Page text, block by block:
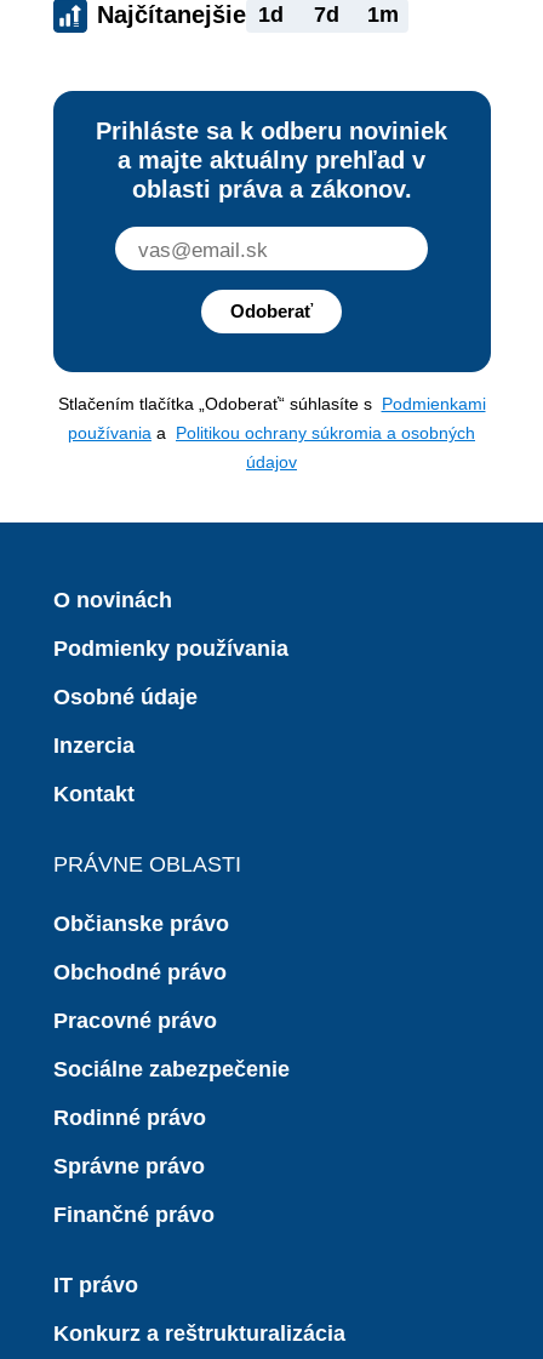
Najčítanejšie 1d 7d 1m
Prihláste sa k odberu noviniek
a majte aktuálny prehľad v
oblasti práva a zákonov.
Odoberať
Stlačením tlačítka „Odoberať“ súhlasíte s Podmienkami
používania a Politikou ochrany súkromia a osobných
údajov
O novinách
Podmienky používania
Osobné údaje
Inzercia
Kontakt
PRÁVNE OBLASTI
Občianske právo
Obchodné právo
Pracovné právo
Sociálne zabezpečenie
Rodinné právo
Správne právo
Finančné právo
IT právo
Konkurz a reštrukturalizácia